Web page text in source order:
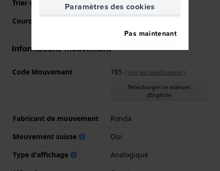
Trier verre
Saphire
Couronne
Informations mouvement
Code Mouvement 785 ( Voir les spécifications )
Télécharger le manuel
(English)
Fabricant de mouvement
Ronda
Mouvement suisse
Oui
Type d'affichage
Analogique
Paramètres des cookies
Pas maintenant